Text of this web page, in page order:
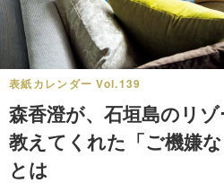
表紙カレンダー Vol.139
森香澄が、石垣島のリ
教えてくれた「ご機嫌
とは